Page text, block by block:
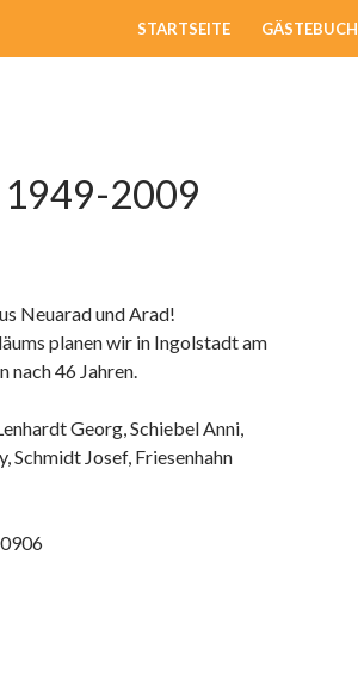
STARTSEITE
GÄSTEBUCH
2009
Neuarad und Arad!
planen wir in Ingolstadt am
nach 46 Jahren.
Georg, Schiebel Anni,
Josef, Friesenhahn